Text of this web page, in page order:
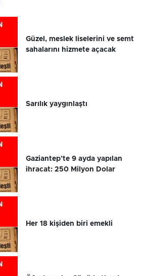
Güzel, meslek liselerini ve semt
sahalarını hizmete açacak
Sarılık yaygınlaştı
Gaziantep’te 9 ayda yapılan
ihracat: 250 Milyon Dolar
Her 18 kişiden biri emekli